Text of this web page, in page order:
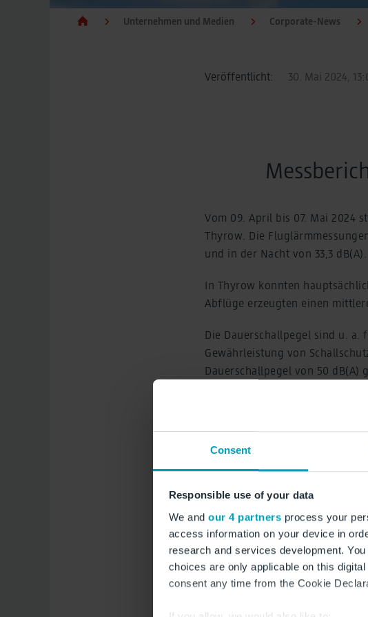
Consent
Responsible use of your data
We and our 4 partners process your
access information on your device in
research and services development.
choices are only applicable on this
consent any time from the Cookie
Unternehmen und Medien Corporate-News
Veröffentlicht: 30. Mai 2024,
Vom 09. April bis 07. Mai 2024
Thyrow. Die
und in der Nacht von 33,3 dB(A).
In Thyrow konnten
Abflüge erzeugten einen
Die Dauerschallpegel sind u.
Gewährleistung von
Dauerschallpegel von 50 dB(A)
Mobile Messungen